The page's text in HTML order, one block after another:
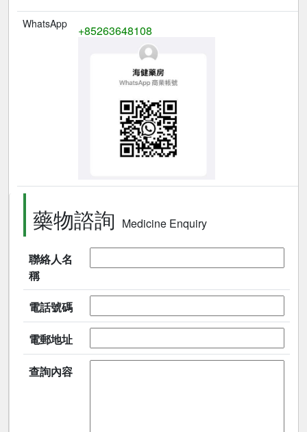
WhatsApp +85263648108
藥物諮詢 Medicine Enquiry
聯絡人名
稱
電話號碼
電郵地址
查詢內容